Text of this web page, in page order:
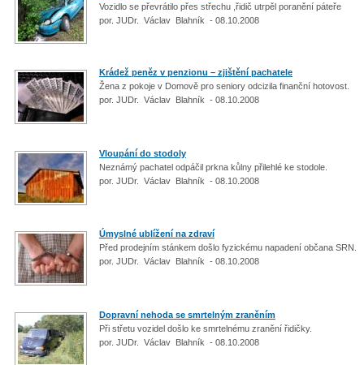
Vozidlo se převrátilo přes střechu ,řidič utrpěl poranění páteře
por. JUDr. Václav Blahník - 08.10.2008
Krádež peněz v penzionu – zjištění pachatele
Žena z pokoje v Domově pro seniory odcizila finanční hotovost.
por. JUDr. Václav Blahník - 08.10.2008
Vloupání do stodoly
Neznámý pachatel odpáčil prkna kůlny přilehlé ke stodole.
por. JUDr. Václav Blahník - 08.10.2008
Úmyslné ublížení na zdraví
Před prodejním stánkem došlo fyzickému napadení občana SRN.
por. JUDr. Václav Blahník - 08.10.2008
Dopravní nehoda se smrtelným zraněním
Při střetu vozidel došlo ke smrtelnému zranění řidičky.
por. JUDr. Václav Blahník - 08.10.2008